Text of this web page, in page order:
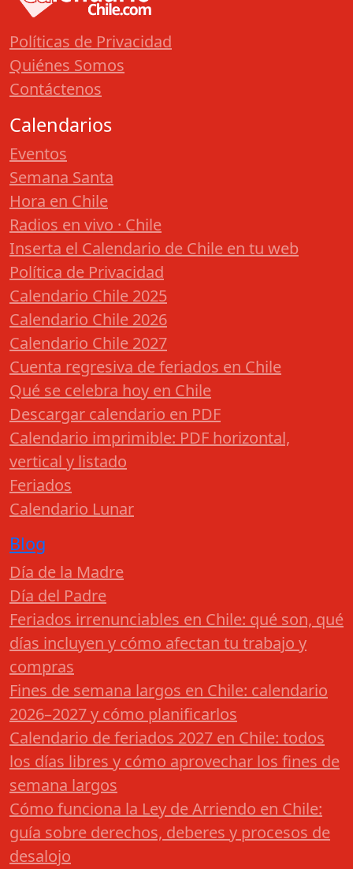
Políticas de Privacidad
Quiénes Somos
Contáctenos
Calendarios
Eventos
Semana Santa
Hora en Chile
Radios en vivo · Chile
Inserta el Calendario de Chile en tu web
Política de Privacidad
Calendario Chile 2025
Calendario Chile 2026
Calendario Chile 2027
Cuenta regresiva de feriados en Chile
Qué se celebra hoy en Chile
Descargar calendario en PDF
Calendario imprimible: PDF horizontal,
vertical y listado
Feriados
Calendario Lunar
Blog
Día de la Madre
Día del Padre
Feriados irrenunciables en Chile: qué son, qué
días incluyen y cómo afectan tu trabajo y
compras
Fines de semana largos en Chile: calendario
2026–2027 y cómo planificarlos
Calendario de feriados 2027 en Chile: todos
los días libres y cómo aprovechar los fines de
semana largos
Cómo funciona la Ley de Arriendo en Chile:
guía sobre derechos, deberes y procesos de
desalojo